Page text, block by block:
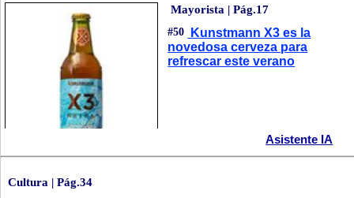
Mayorista | Pág.17
#50
Kunstmann X3 es la
novedosa cerveza para
refrescar este verano
Asistente IA
Cultura | Pág.34